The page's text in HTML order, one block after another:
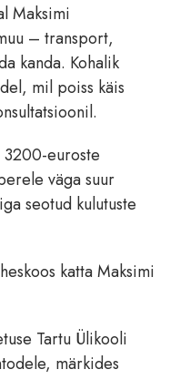
Maksimi
– transport,
kanda. Kohalik
mil poiss käis
euroste
väga suur
seotud kulutuste
katta Maksimi
Tartu Ülikooli
märkides